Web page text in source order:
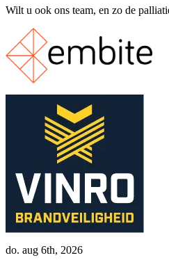
Wilt u ook ons team, en zo de
do. aug 6th, 2026